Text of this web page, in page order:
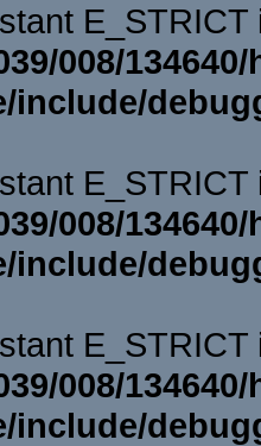
008/
include/
008/
include/
008/
include/